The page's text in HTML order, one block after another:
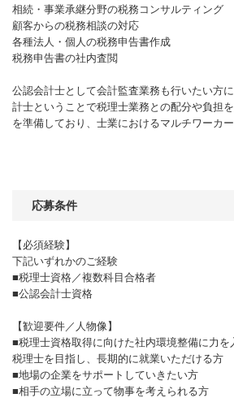
相続・事業承継分野の税務コンサルティング
顧客からの税務相談の対応
各種法人・個人の税務申告書作成
税務申告書の社内査閲
公認会計士として会計監査業務も行いたい方
計士ということで税理士業務との配分や負担
を準備しており、士業におけるマルチワーカ
応募条件
【必須経験】
下記いずれかのご経験
■税理士資格／複数科目合格者
■公認会計士資格
【歓迎要件／人物像】
■税理士資格取得に向けた社内環境整備に力
税理士を目指し、長期的に就業いただける方
■地場の企業をサポートしていきたい方
■相手の立場に立って物事を考えられる方